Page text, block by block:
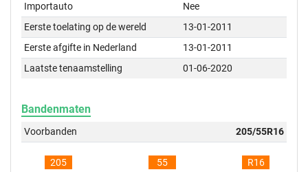
Importauto
Nee
Eerste toelating op de wereld
13-01-2011
Eerste afgifte in Nederland
13-01-2011
Laatste tenaamstelling
01-06-2020
Bandenmaten
Voorbanden 205/55R16
205 55 R16